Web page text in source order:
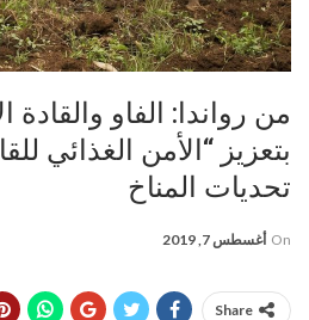
من رواندا: الفاو والقادة
بتعزيز “الأمن الغذائي
تحديات المناخ
On أغسطس 7, 2019
Share